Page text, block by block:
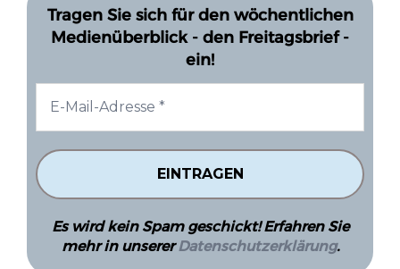
Tragen Sie sich für den wöchentlichen
Medienüberblick - den Freitagsbrief -
ein!
Es wird kein Spam geschickt! Erfahren Sie
mehr in unsererDatenschutzerklärung.